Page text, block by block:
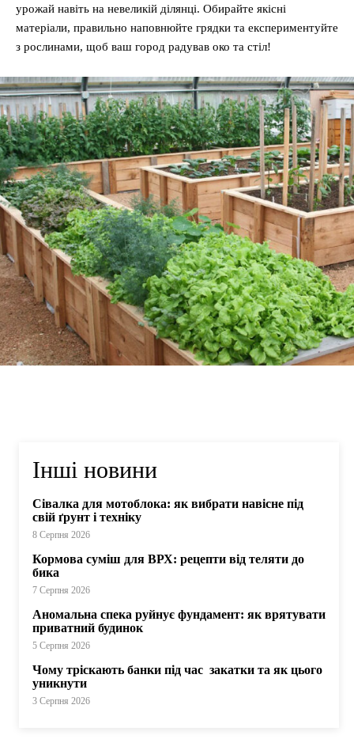
урожай навіть на невеликій ділянці. Обирайте якісні
матеріали, правильно наповнюйте грядки та експериментуйте
з рослинами, щоб ваш город радував око та стіл!
Інші новини
Сівалка для мотоблока: як вибрати навісне під
свій ґрунт і техніку
8 Серпня 2026
Кормова суміш для ВРХ: рецепти від теляти до
бика
7 Серпня 2026
Аномальна спека руйнує фундамент: як врятувати
приватний будинок
5 Серпня 2026
Чому тріскають банки під час закатки та як цього
уникнути
3 Серпня 2026